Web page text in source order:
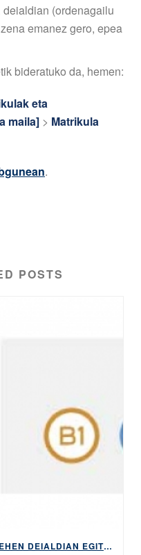
(ordenagailu
emanez gero, epea
bideratuko da, hemen:
eta
maila] > Matrikula
.
POSTS
HABE AZTERKETAK 2026KO LEHEN DEIALDIAN EGITEKO MATRIKULA-EPEA, APIRILAREN 9TIK 14RA EGONGO DA ZABALIK